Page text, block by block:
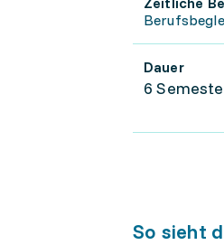
Dauer
6
So sieht